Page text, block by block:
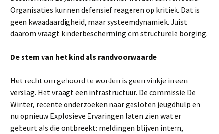
Organisaties kunnen defensief reageren op kritiek. Dat is
geen kwaadaardigheid, maar systeemdynamiek. Juist
daarom vraagt kinderbescherming om structurele borging.
De stem van het kind als randvoorwaarde
Het recht om gehoord te worden is geen vinkje in een
verslag. Het vraagt een infrastructuur. De commissie De
Winter, recente onderzoeken naar gesloten jeugdhulp en
nu opnieuw Explosieve Ervaringen laten zien wat er
gebeurt als die ontbreekt: meldingen blijven intern,